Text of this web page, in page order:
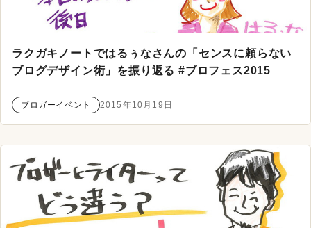
ラクガキノートではるぅなさんの「センスに頼らない
ブログデザイン術」を振り返る #ブロフェス2015
ブロガーイベント 2015年10月19日